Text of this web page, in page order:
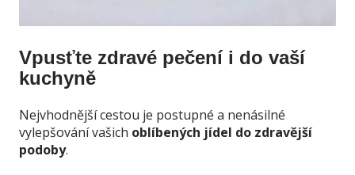
Vpusťte zdravé pečení i do vaší
kuchyně
Nejvhodnější cestou je postupné a nenásilné
vylepšování vašich oblíbených jídel do zdravější
podoby.